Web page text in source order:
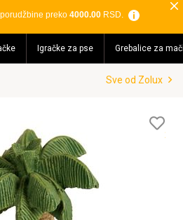
preko 4000.00RSD.
Igračke za pse Grebalice za
Sve od Zolux